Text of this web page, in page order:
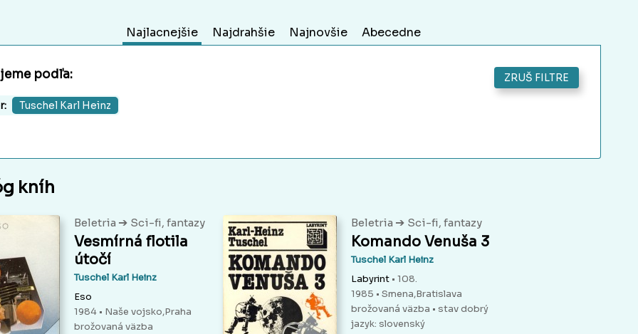
Najlacnejšie Najdrahšie Najnovšie Abecedne
podľa: ZRUŠ FILTRE
Tuschel Karl Heinz
kníh
Beletria ➔ Sci-fi, fantazy
Vesmírná flotila
útočí
Tuschel Karl Heinz
Eso
1984 • Naše vojsko,Praha
brožovaná väzba
Beletria ➔ Sci-fi, fantazy
Komando Venuša 3
Tuschel Karl Heinz
Labyrint• 108.
1985 • Smena,Bratislava
brožovaná väzba • stav dobrý
jazyk: slovenský